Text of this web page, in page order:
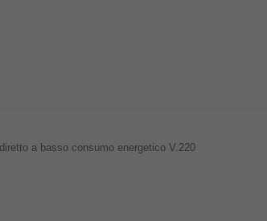
a basso consumo energetico V.220